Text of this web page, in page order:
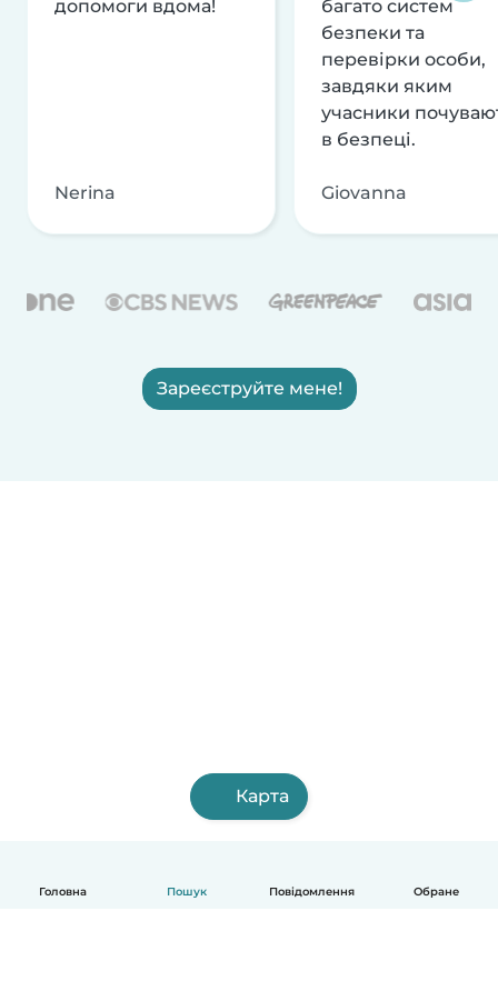
Головна Пошук Повідомлення Обране
допомоги вдома!
Nerina
багато систем
безпеки та
перевірки особи,
завдяки яким
учасники
в безпеці.
Giovanna
Зареєструйте мене!
Карта